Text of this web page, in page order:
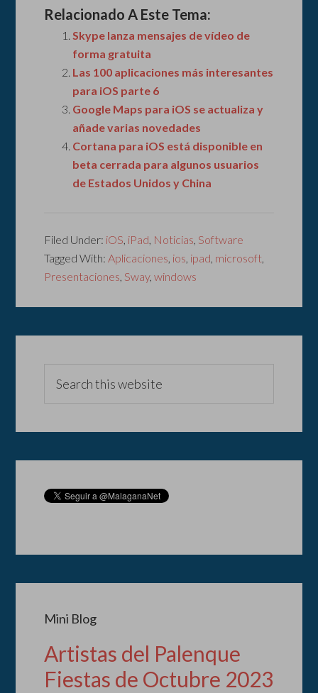
Relacionado A Este Tema:
Skype lanza mensajes de vídeo de
forma gratuita
Las 100 aplicaciones más interesantes
para iOS parte 6
Google Maps para iOS se actualiza y
añade varias novedades
Cortana para iOS está disponible en
beta cerrada para algunos usuarios
de Estados Unidos y China
Filed Under: iOS, iPad, Noticias, Software
Tagged With:Aplicaciones, ios, ipad, microsoft,
Presentaciones, Sway,windows
Mini Blog
Artistas del Palenque
Fiestas de Octubre 2023